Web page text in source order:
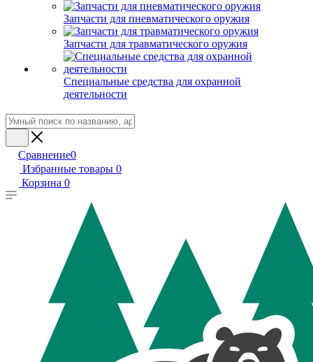
Запчасти для пневматического оружия
Запчасти для травматического оружия
Специальные средства для охранной
деятельности
Сравнение0
Избранные товары 0
Корзина 0